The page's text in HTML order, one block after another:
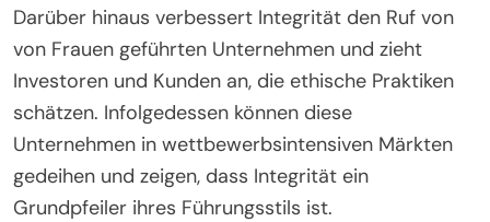
Darüber hinaus verbessert Integrität den Ruf von
von Frauen geführten Unternehmen und zieht
Investoren und Kunden an, die ethische Praktiken
schätzen. Infolgedessen können diese
Unternehmen in wettbewerbsintensiven Märkten
gedeihen und zeigen, dass Integrität ein
Grundpfeiler ihres Führungsstils ist.